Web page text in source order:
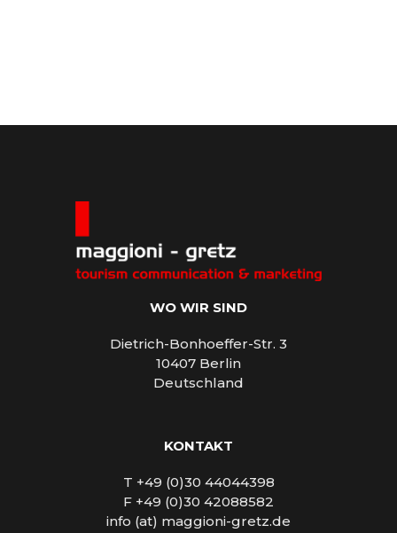
WO WIR SIND
Dietrich-Bonhoeffer-Str. 3
10407 Berlin
Deutschland
KONTAKT
T +49 (0)30 44044398
F +49 (0)30 42088582
info (at) maggioni-gretz.de